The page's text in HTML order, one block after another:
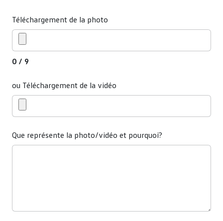
Téléchargement de la photo
0 / 9
ou Téléchargement de la vidéo
Que représente la photo/vidéo et pourquoi?